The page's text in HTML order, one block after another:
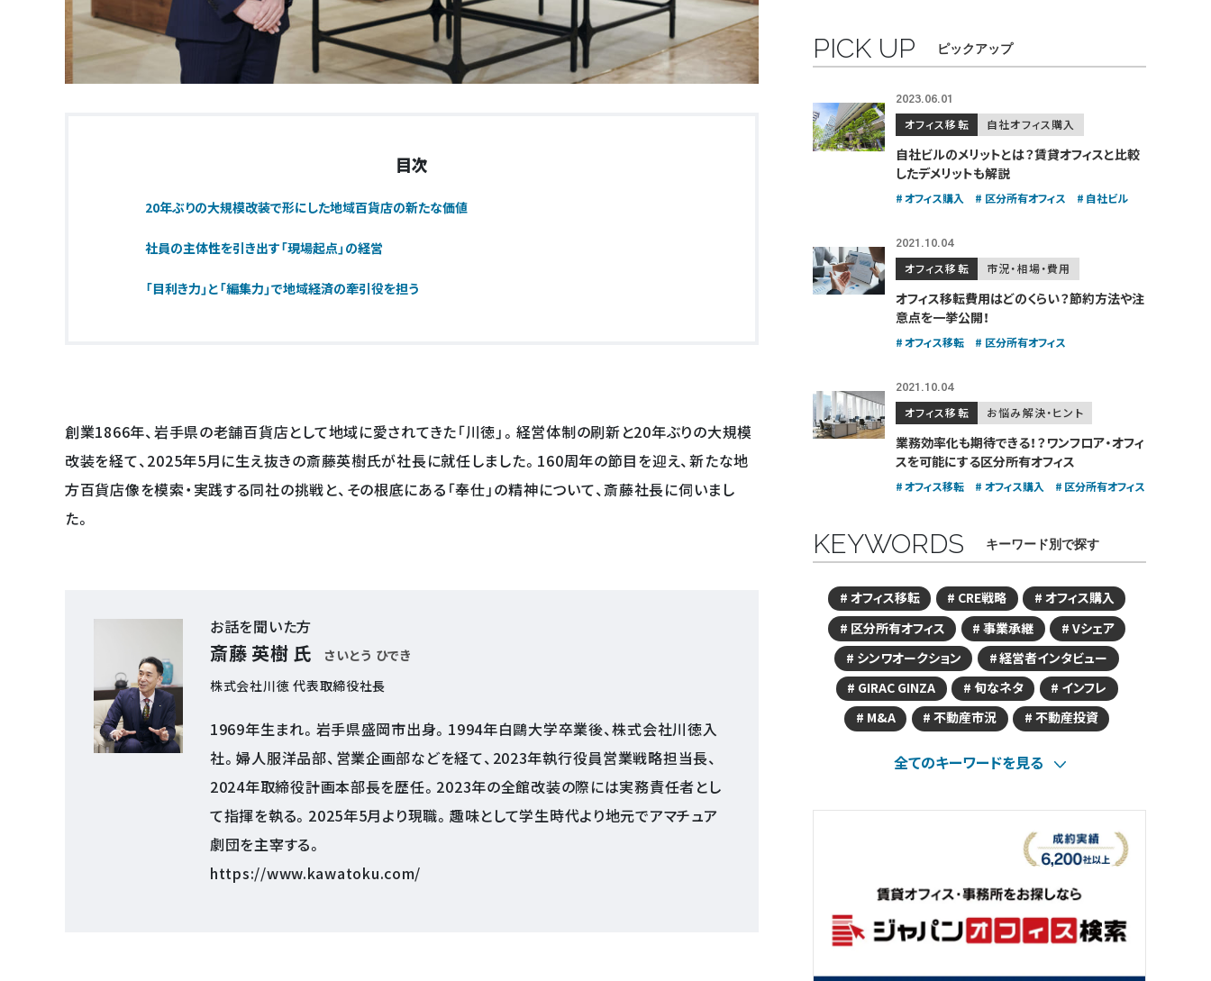
目次
20年ぶりの大規模改装で形にした地域百貨店の新たな価値
社員の主体性を引き出す「現場起点」の経営
「目利き力」と「編集力」で地域経済の牽引役を担う
創業1866年、岩手県の老舗百貨店として地域に愛されてきた「川徳」。経営体制の刷新と20年ぶりの大規模
改装を経て、2025年5月に生え抜きの斎藤英樹氏が社長に就任しました。160周年の節目を迎え、新たな地
方百貨店像を模索・実践する同社の挑戦と、その根底にある「奉仕」の精神について、斎藤社長に伺いまし
た。
お話を聞いた方
斎藤 英樹 氏
さいとう ひでき
株式会社川徳 代表取締役社長
1969年生まれ。岩手県盛岡市出身。1994年白鷗大学卒業後、株式会社川徳入
社。婦人服洋品部、営業企画部などを経て、2023年執行役員営業戦略担当長、
2024年取締役計画本部長を歴任。2023年の全館改装の際には実務責任者とし
て指揮を執る。2025年5月より現職。趣味として学生時代より地元でアマチュア
劇団を主宰する。
https://www.kawatoku.com/
ピックアップ
PICK UP
2023.06.01
オフィス移転 自社オフィス購入
自社ビルのメリットとは？賃貸オフィスと比較
したデメリットも解説
オフィス購入 区分所有オフィス 自社ビル
2021.10.04
オフィス移転 市況・相場・費用
オフィス移転費用はどのくらい？節約方法や注
意点を一挙公開！
オフィス移転 区分所有オフィス
2021.10.04
オフィス移転 お悩み解決・ヒント
業務効率化も期待できる！？ ワンフロア・オフィ
スを可能にする区分所有オフィス
オフィス移転 オフィス購入 区分所有オフィス
キーワード別で探す
KEYWORDS
オフィス移転 CRE戦略
オフィス購入
区分所有オフィス
事業承継
Vシェア
シンワオークション
経営者インタビュー
GIRAC GINZA
旬なネタ
インフレ
M&A
不動産市況 不動産投資
全てのキーワードを見る